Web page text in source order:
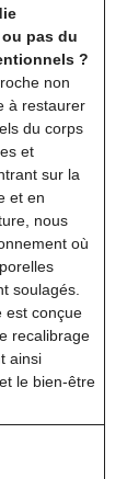
pas du
?
non
à restaurer
du corps
et
sur la
et en
nous
où
soulagés.
est conçue
recalibrage
ainsi
le bien-être